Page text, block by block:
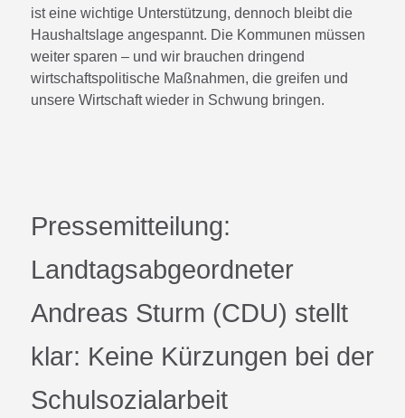
ist eine wichtige Unterstützung, dennoch bleibt die
Haushaltslage angespannt. Die Kommunen müssen
weiter sparen – und wir brauchen dringend
wirtschaftspolitische Maßnahmen, die greifen und
unsere Wirtschaft wieder in Schwung bringen.
Pressemitteilung:
Landtagsabgeordneter
Andreas Sturm (CDU) stellt
klar: Keine Kürzungen bei der
Schulsozialarbeit